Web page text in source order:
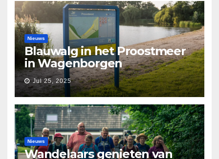
Nieuws
Blauwalg in het Proostmeer
in Wagenborgen
Jul 25, 2025
Nieuws
Wandelaars genieten van